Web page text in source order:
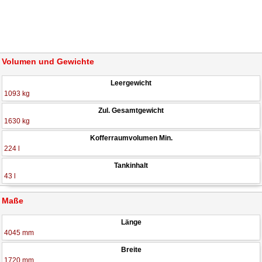
Volumen und Gewichte
Leergewicht
1093 kg
Zul. Gesamtgewicht
1630 kg
Kofferraumvolumen Min.
224 l
Tankinhalt
43 l
Maße
Länge
4045 mm
Breite